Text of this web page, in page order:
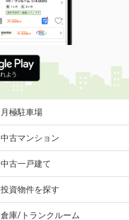
月極駐車場
中古マンション
中古一戸建て
投資物件を探す
倉庫/トランクルーム